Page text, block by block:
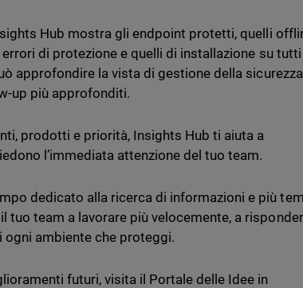
Hub mostra gli endpoint protetti, quelli
di protezione e quelli di installazione su
approfondire la vista di gestione della sicurezza
up più approfonditi.
prodotti e priorità, Insights Hub ti aiuta a
l’immediata attenzione del tuo team.
dedicato alla ricerca di informazioni e più
tuo team a lavorare più velocemente, a
ogni ambiente che proteggi.
futuri, visita il Portale delle Idee in